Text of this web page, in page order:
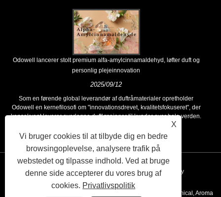
Odowell lancerer stolt premium alfa-amylcinnamaldehyd, løfter duft og
personlig plejeinnovation
2025/09/12
Som en førende global leverandør af duftråmaterialer opretholder
Odowell en kernefilosofi om "innovationsdrevet, kvalitetsfokuseret", der
konsekvent leverer overlegne duftløsninger til kunder over hele verden.
Links Sitemap RSS XML Privacy Policy
Copyright © 2020 Kunshan Odowell co., Ltd - China Aroma Chemical, Aroma
X
Vi bruger cookies til at tilbyde dig en bedre
browsingoplevelse, analysere trafik på
webstedet og tilpasse indhold. Ved at bruge
denne side accepterer du vores brug af
cookies. Privatlivspolitik